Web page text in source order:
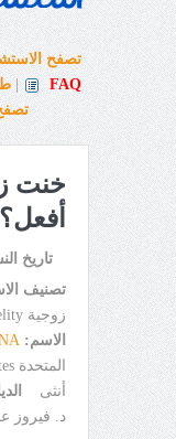
تصفح
FAQ
خنت
أفعل؟
تاريخ
تصنيف
زوجية Marital Infidelity
الاسم:
المتحدة Emirates
أنثى
د. فيروز